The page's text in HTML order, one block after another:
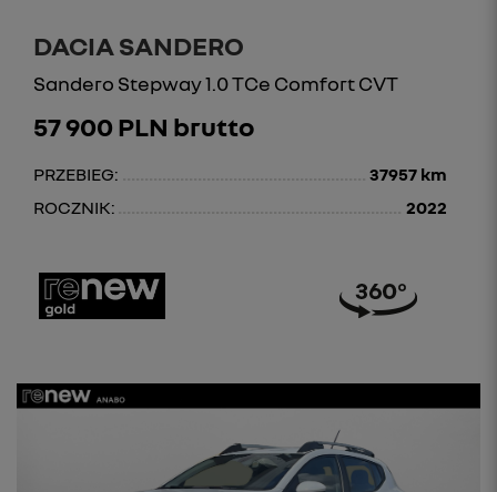
DACIA SANDERO
Sandero Stepway 1.0 TCe Comfort CVT
57 900 PLN brutto
PRZEBIEG:
37957 km
ROCZNIK:
2022